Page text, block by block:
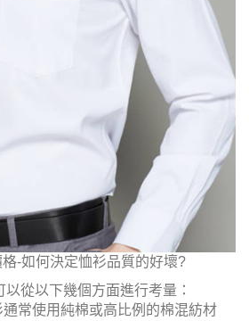
-如何決定恤衫品質的好壞?
從以下幾個方面進行考量：
常使用純棉或高比例的棉混紡材